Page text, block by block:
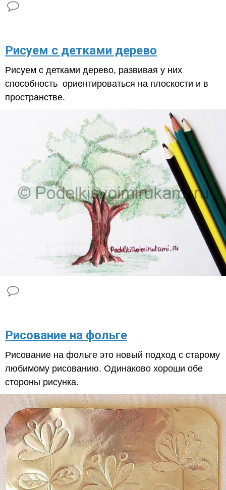
Рисуем с детками дерево
Рисуем с детками дерево, развивая у них
способность ориентироваться на плоскости и в
пространстве.
Рисование на фольге
Рисование на фольге это новый подход с старому
любимому рисованию. Одинаково хороши обе
стороны рисунка.